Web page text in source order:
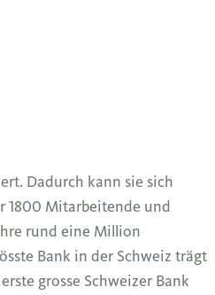
Dadurch kann sie sich
1800 Mitarbeitende und
rund eine Million
Bank in der Schweiz trägt
grosse Schweizer Bank